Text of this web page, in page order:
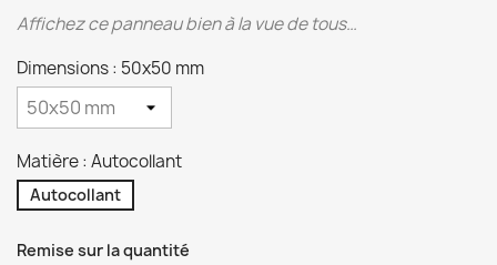
Affichez ce panneau bien à la vue de tous…
Dimensions : 50x50 mm
Matière : Autocollant
Autocollant
Remise sur la quantité